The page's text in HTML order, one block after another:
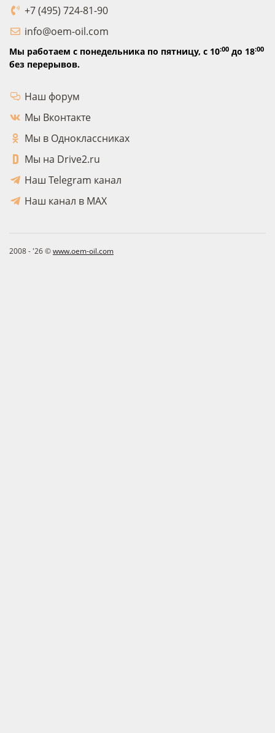
+7 (495) 724-81-90
info@oem-oil.com
Мы работаем с понедельника по пятницу, с 10:00 до 18:00
без перерывов.
Наш форум
Мы Вконтакте
Мы в Одноклассниках
Мы на Drive2.ru
Наш Telegram канал
Наш канал в MAX
2008 - '26 ©www.oem-oil.com